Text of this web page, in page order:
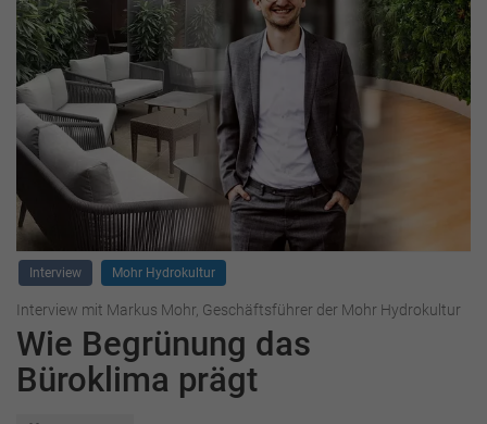
Interview Mohr Hydrokultur
Interview mit Markus Mohr, Geschäftsführer der Mohr Hydrokultur
Wie Begrünung das
Büroklima prägt